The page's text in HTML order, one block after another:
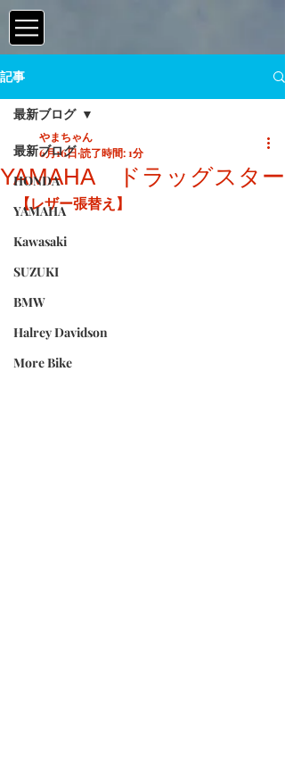
記事
最新ブログ
HONDA
YAMAHA
Kawasaki
SUZUKI
BMW
Halrey Davidson
More Bike
最新ブログ
YAMAHA ドラッグスター
やまちゃん
6月16日 読了時間: 1分
【レザー張替え】